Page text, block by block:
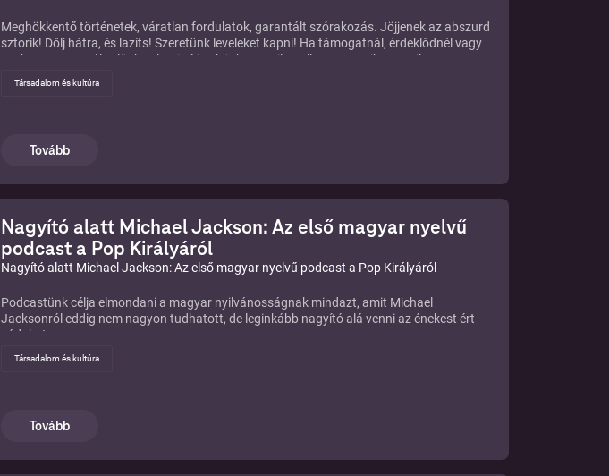
Meghökkentő történetek, váratlan fordulatok, garantált szórakozás. Jöjjenek az abszurd
sztorik! Dőlj hátra, és lazíts! Szeretünk leveleket kapni! Ha támogatnál, érdeklődnél vagy
csak megosztanál velünk valamit, írj nekünk! E-mail: szellemessztorik@gmail.com
Társadalom és kultúra
Tovább
Nagyító alatt Michael Jackson: Az első magyar nyelvű
podcast a Pop Királyáról
Nagyító alatt Michael Jackson: Az első magyar nyelvű podcast a Pop Királyáról
Podcastünk célja elmondani a magyar nyilvánosságnak mindazt, amit Michael
Jacksonról eddig nem nagyon tudhatott, de leginkább nagyító alá venni az énekest ért
vádakat.
Társadalom és kultúra
Tovább